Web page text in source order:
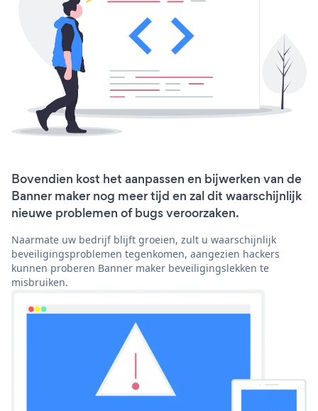
Bovendien kost het aanpassen en bijwerken van de
Banner maker nog meer tijd en zal dit waarschijnlijk
nieuwe problemen of bugs veroorzaken.
Naarmate uw bedrijf blijft groeien, zult u waarschijnlijk
beveiligingsproblemen tegenkomen, aangezien hackers
kunnen proberen Banner maker beveiligingslekken te
misbruiken.